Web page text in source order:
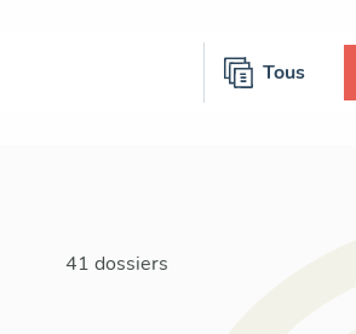
Tous
41 dossiers